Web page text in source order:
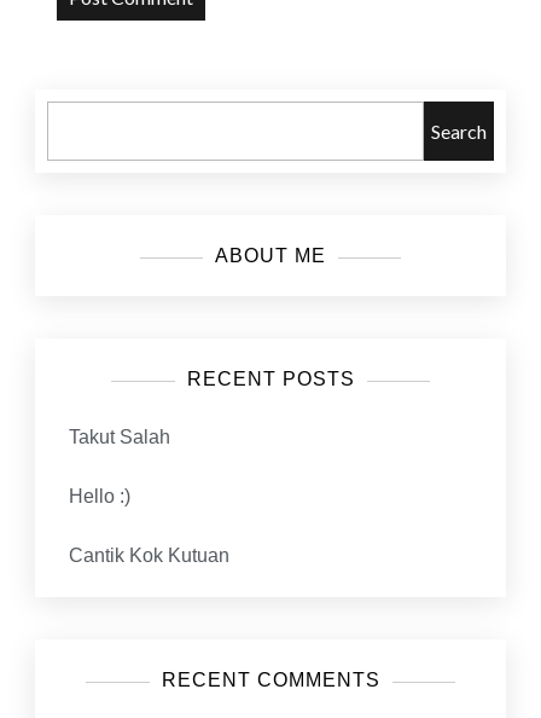
Search
ABOUT ME
RECENT POSTS
Takut Salah
Hello :)
Cantik Kok Kutuan
RECENT COMMENTS